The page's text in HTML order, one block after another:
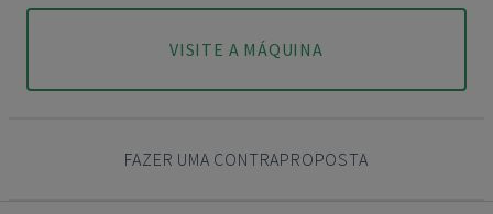
VISITE A MÁQUINA
FAZER UMA CONTRAPROPOSTA